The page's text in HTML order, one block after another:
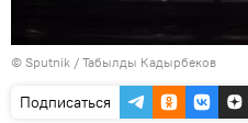
© Sputnik / Табылды Кадырбеков
Подписаться